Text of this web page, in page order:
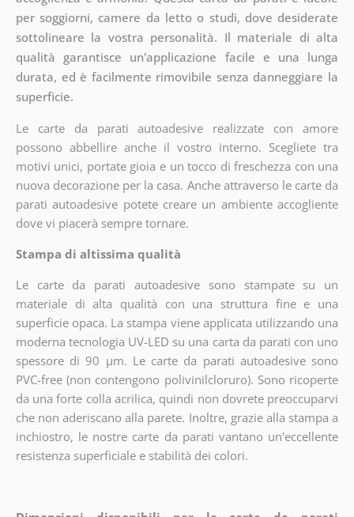
per soggiorni, camere da letto o studi, dove desiderate
sottolineare la vostra personalità. Il materiale di alta
qualità garantisce un'applicazione facile e una lunga
durata, ed è facilmente rimovibile senza danneggiare la
superficie.
Le carte da parati autoadesive realizzate con amore
possono abbellire anche il vostro interno. Scegliete tra
motivi unici, portate gioia e un tocco di freschezza con una
nuova decorazione per la casa. Anche attraverso le carte da
parati autoadesive potete creare un ambiente accogliente
dove vi piacerà sempre tornare.
Stampa di altissima qualità
Le carte da parati autoadesive sono stampate su un
materiale di alta qualità con una struttura fine e una
superficie opaca. La stampa viene applicata utilizzando una
moderna tecnologia UV-LED su una carta da parati con uno
spessore di 90 µm. Le carte da parati autoadesive sono
PVC-free (non contengono polivinilcloruro). Sono ricoperte
da una forte colla acrilica, quindi non dovrete preoccuparvi
che non aderiscano alla parete. Inoltre, grazie alla stampa a
inchiostro, le nostre carte da parati vantano un'eccellente
resistenza superficiale e stabilità dei colori.